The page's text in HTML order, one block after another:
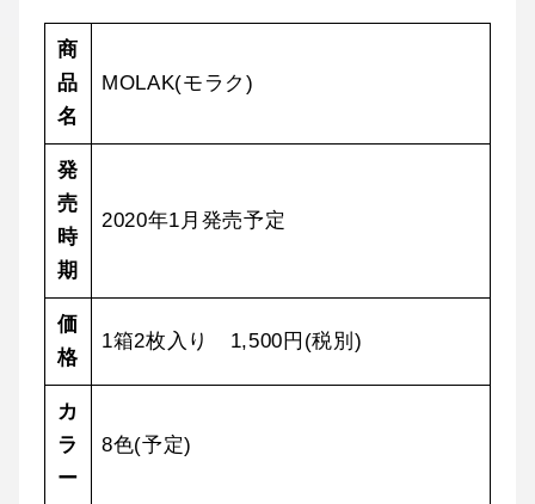
商
品
名
MOLAK(モラク)
発
売
時
期
2020年1月発売予定
価
格
1箱2枚入り 1,500円(税別)
カ
ラ
ー
8色(予定)